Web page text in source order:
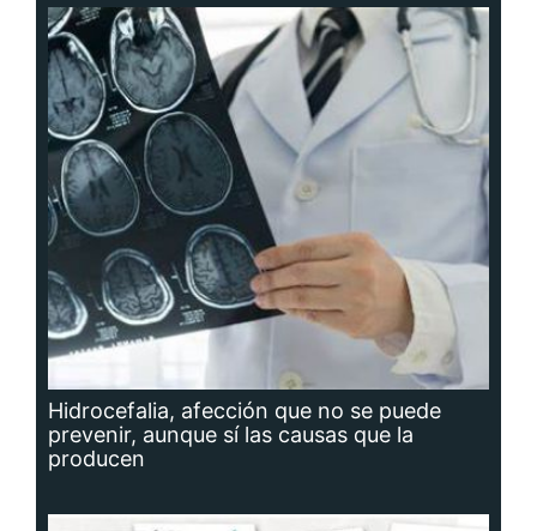
Hidrocefalia, afección que no se puede
prevenir, aunque sí las causas que la
producen